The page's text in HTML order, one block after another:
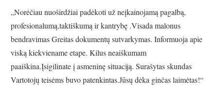
„Norėčiau nuoširdžiai padėkoti už neįkainojamą pagalbą,
profesionalumą,taktiškumą ir kantrybę .Visada malonus
bendravimas Greitas dokumentų sutvarkymas. Informuoja apie
viską kiekviename etape. Kilus neaiškumam
paaiškina.Įsigilinate į asmeninę situaciją. Surašytas skundas
Vartotojų teisėms buvo patenkintas.Jūsų dėka ginčas laimėtas!“